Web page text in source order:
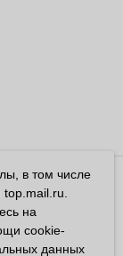
имеет
в том числе
на
cookie-
данных